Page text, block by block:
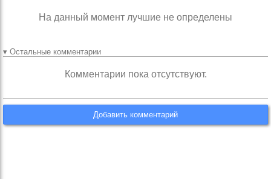
На данный момент лучшие не определены
▾ Остальные комментарии
Комментарии пока отсутствуют.
Добавить комментарий